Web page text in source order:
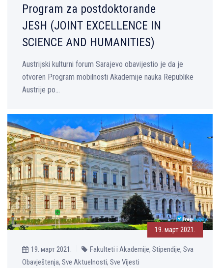
Program za postdoktorande
JESH (JOINT EXCELLENCE IN
SCIENCE AND HUMANITIES)
Austrijski kulturni forum Sarajevo obavijestio je da je
otvoren Program mobilnosti Akademije nauka Republike
Austrije po...
19. март 2021.
19. март 2021.
Fakulteti i Akademije, Stipendije, Sva
Obavještenja, Sve Aktuelnosti, Sve Vijesti